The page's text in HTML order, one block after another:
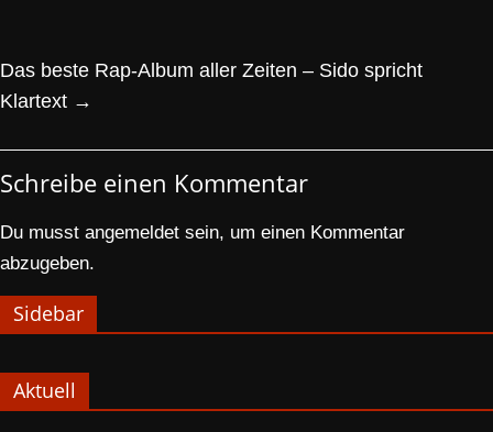
Das beste Rap-Album aller Zeiten – Sido spricht
Klartext →
Schreibe einen Kommentar
Du musst angemeldet sein, um einen Kommentar
abzugeben.
Sidebar
Aktuell